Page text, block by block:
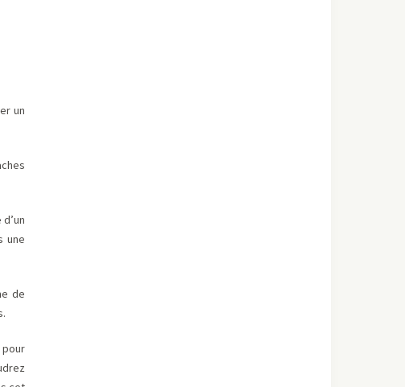
un
une
de